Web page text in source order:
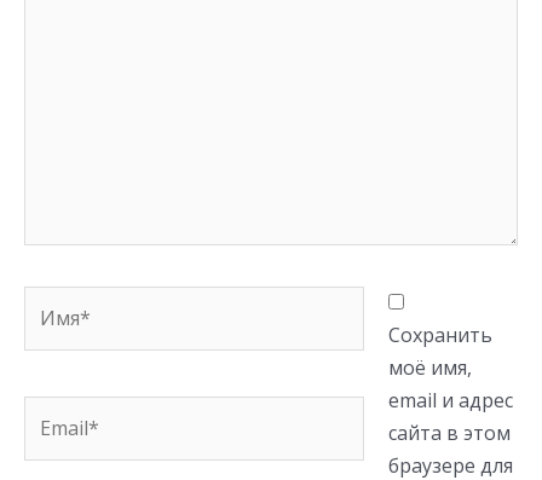
Сохранить
моё имя,
email и адрес
сайта в этом
браузере для